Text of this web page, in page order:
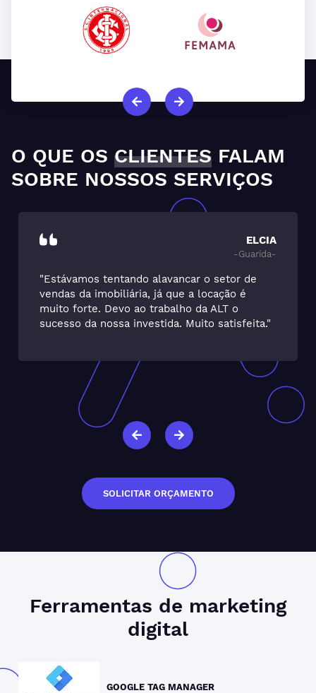
O QUE OS CLIENTES FALAM
SOBRE NOSSOS SERVIÇOS
ELCIA
-Guarida-
"Estávamos tentando alavancar o setor de
vendas da imobiliária, já que a locação é
muito forte. Devo ao trabalho da ALT o
sucesso da nossa investida. Muito satisfeita."
SOLICITAR ORÇAMENTO
Ferramentas de marketing
digital
GOOGLE TAG MANAGER